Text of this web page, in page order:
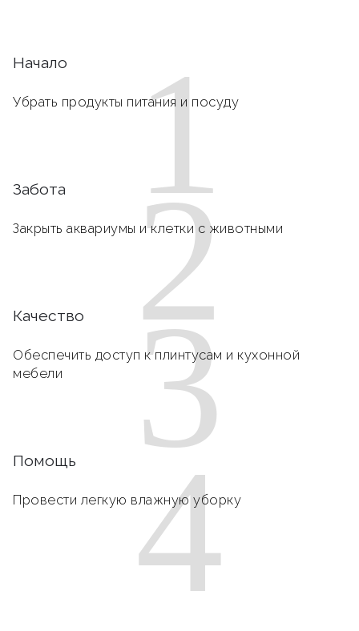
1
Начало
Убрать продукты питания и посуду
2
Забота
Закрыть аквариумы и клетки с животными
3
Качество
Обеспечить доступ к плинтусам и кухонной
мебели
4
Помощь
Провести легкую влажную уборку